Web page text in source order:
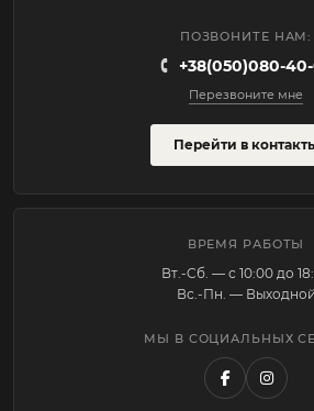
ПОЗВОНИТЕ НАМ:
+38(050)080-
Перезвоните мне
Перейти в
ВРЕМЯ РАБОТЫ
Вт.-Cб. — с 10:00 до
Вс.-Пн. — Выходной
МЫ В СОЦИАЛЬНЫХ